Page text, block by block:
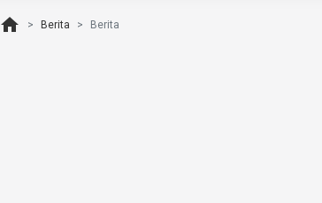
home Berita Berita